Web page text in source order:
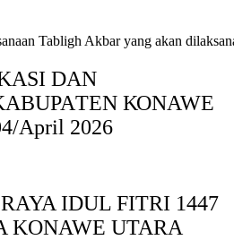
Tabligh Akbar yang akan
DAN
ΚΟNAWE
April 2026
IDUL FITRI 1447
KONAWE UTARA